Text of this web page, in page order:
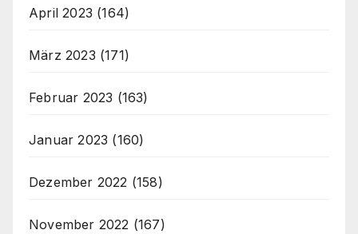
April 2023 (164)
März 2023 (171)
Februar 2023 (163)
Januar 2023 (160)
Dezember 2022 (158)
November 2022 (167)